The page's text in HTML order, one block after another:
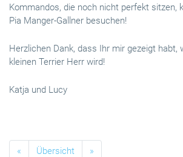
Kommandos, die noch nicht perfekt sitzen,
Pia Manger-Gallner besuchen!
Herzlichen Dank, dass Ihr mir gezeigt habt,
kleinen Terrier Herr wird!
Katja und Lucy
« Übersicht »